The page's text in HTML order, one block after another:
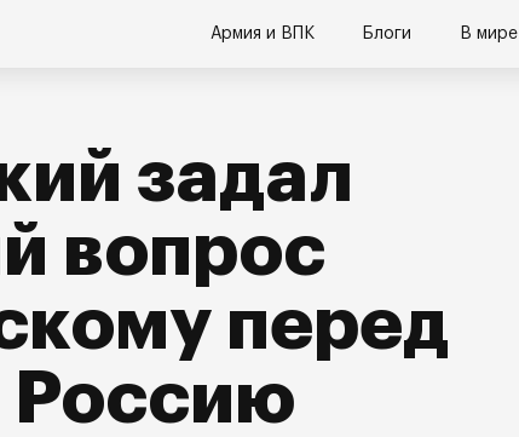
Армия и ВПК Блоги В мире
задал
вопрос
перед
Россию